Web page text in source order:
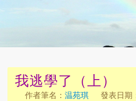
我逃學了（上）
作者筆名： 温苑琪
發表日期